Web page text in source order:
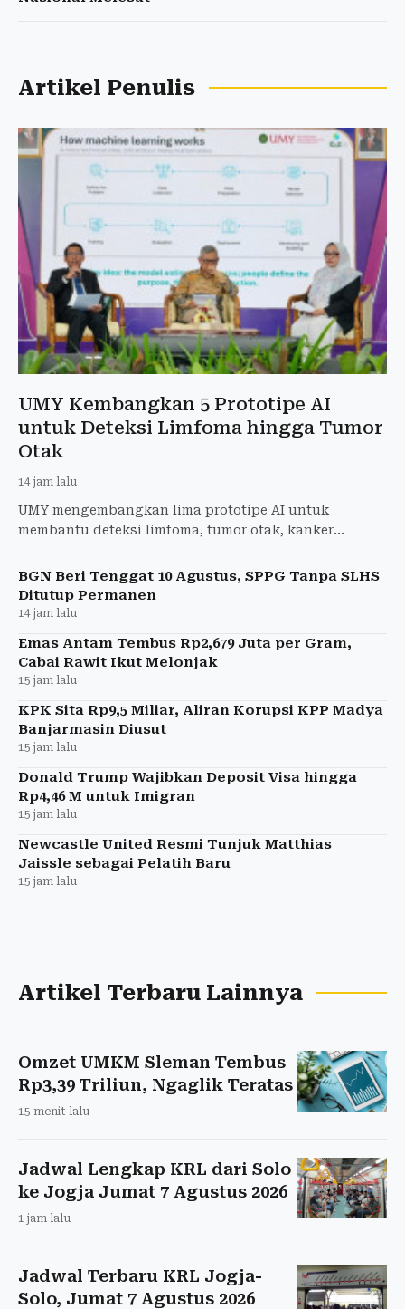
Artikel Penulis
UMY Kembangkan 5 Prototipe AI
untuk Deteksi Limfoma hingga Tumor
Otak
14 jam lalu
UMY mengembangkan lima prototipe AI untuk
membantu deteksi limfoma, tumor otak, kanker
BGN Beri Tenggat 10 Agustus, SPPG Tanpa SLHS
Ditutup Permanen
14 jam lalu
Emas Antam Tembus Rp2,679 Juta per Gram,
Cabai Rawit Ikut Melonjak
15 jam lalu
KPK Sita Rp9,5 Miliar, Aliran Korupsi KPP Madya
Banjarmasin Diusut
15 jam lalu
Donald Trump Wajibkan Deposit Visa hingga
Rp4,46 M untuk Imigran
15 jam lalu
Newcastle United Resmi Tunjuk Matthias
Jaissle sebagai Pelatih Baru
15 jam lalu
Artikel Terbaru Lainnya
Omzet UMKM Sleman Tembus
Rp3,39 Triliun, Ngaglik Teratas
15 menit lalu
Jadwal Lengkap KRL dari Solo
ke Jogja Jumat 7 Agustus 2026
1 jam lalu
Jadwal Terbaru KRL Jogja-
Solo, Jumat 7 Agustus 2026